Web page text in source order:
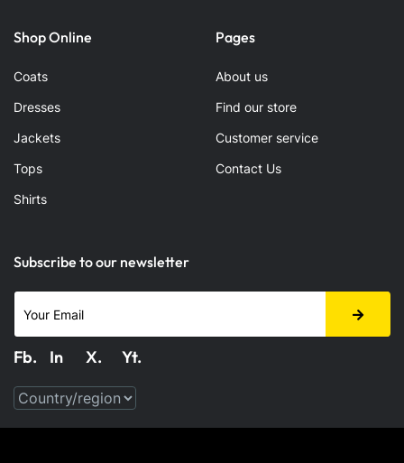
Shop Online
Coats
Dresses
Jackets
Tops
Shirts
Pages
About us
Find our store
Customer service
Contact Us
Subscribe to our newsletter
Fb. In X. Yt.